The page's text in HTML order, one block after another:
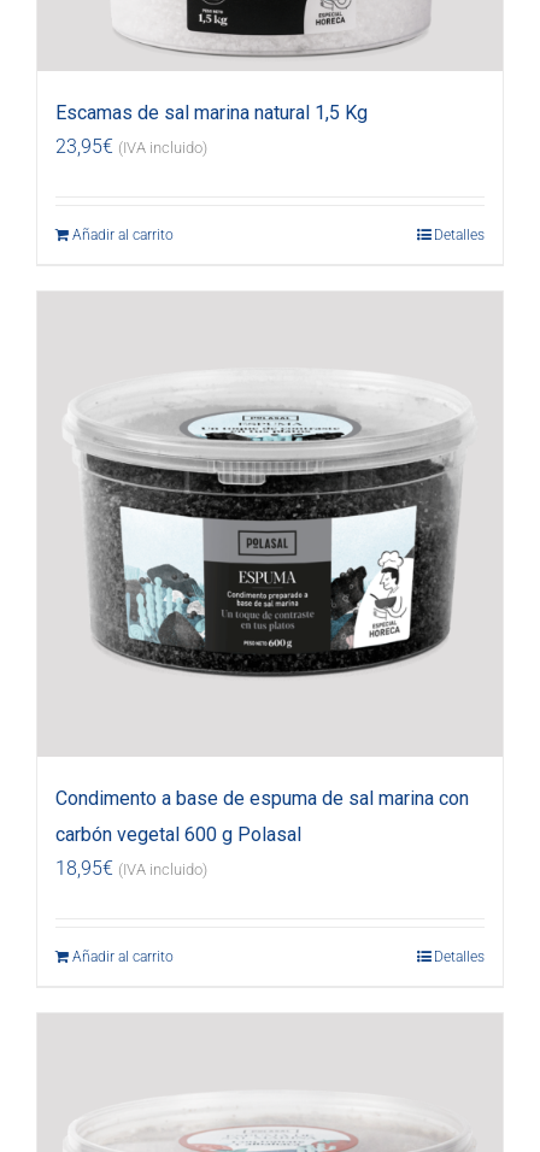
Escamas de sal marina natural 1,5 Kg
23,95€ (IVA incluido)
Añadir al carrito Detalles
Condimento a base de espuma de sal marina con
carbón vegetal 600 g Polasal
18,95€ (IVA incluido)
Añadir al carrito Detalles